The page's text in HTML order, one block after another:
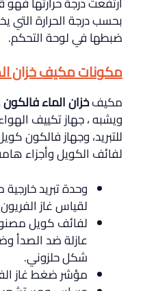
بحسب درجة الحرارة التي
ضبطها في لوحة التحكم.
مكونات مكيف خزان
مكيفخزان الماء
ويشبه ، جهاز تكييف
للتبريد، وجهاز فالكون
لفائف الكويل وأجزاء
وحدة تبريد
لقياس غاز
لفائف كويل
عازلة ضد الصدأ
شكل حلزوني.
مؤشر ضغط غاز